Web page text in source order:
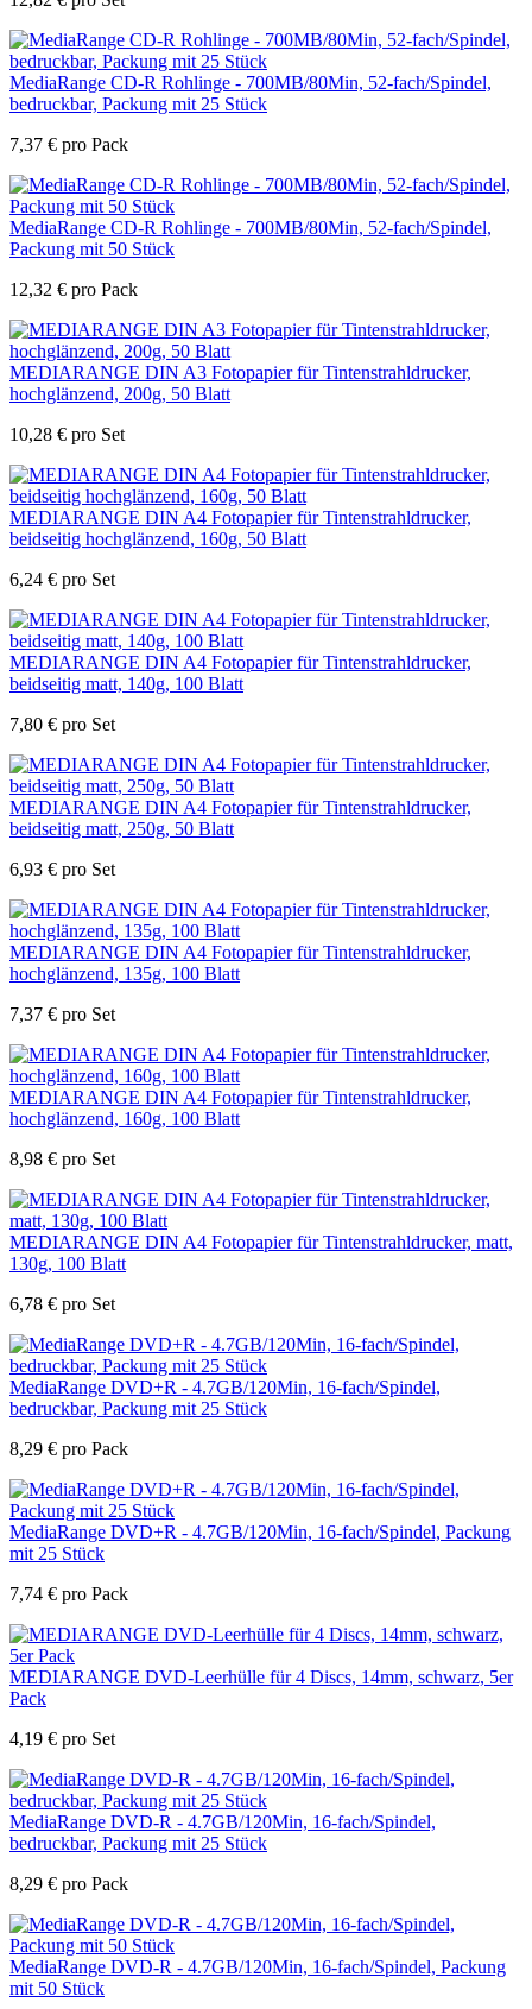
MediaRange CD-R Rohlinge - 700MB/80Min, 52-fach/Spindel,
bedruckbar, Packung mit 25 Stück
7,37 € pro Pack
MediaRange CD-R Rohlinge - 700MB/80Min, 52-fach/Spindel,
Packung mit 50 Stück
12,32 € pro Pack
MEDIARANGE DIN A3 Fotopapier für Tintenstrahldrucker,
hochglänzend, 200g, 50 Blatt
10,28 € pro Set
MEDIARANGE DIN A4 Fotopapier für Tintenstrahldrucker,
beidseitig hochglänzend, 160g, 50 Blatt
6,24 € pro Set
MEDIARANGE DIN A4 Fotopapier für Tintenstrahldrucker,
beidseitig matt, 140g, 100 Blatt
7,80 € pro Set
MEDIARANGE DIN A4 Fotopapier für Tintenstrahldrucker,
beidseitig matt, 250g, 50 Blatt
6,93 € pro Set
MEDIARANGE DIN A4 Fotopapier für Tintenstrahldrucker,
hochglänzend, 135g, 100 Blatt
7,37 € pro Set
MEDIARANGE DIN A4 Fotopapier für Tintenstrahldrucker,
hochglänzend, 160g, 100 Blatt
8,98 € pro Set
MEDIARANGE DIN A4 Fotopapier für Tintenstrahldrucker, matt,
130g, 100 Blatt
6,78 € pro Set
MediaRange DVD+R - 4.7GB/120Min, 16-fach/Spindel,
bedruckbar, Packung mit 25 Stück
8,29 € pro Pack
MediaRange DVD+R - 4.7GB/120Min, 16-fach/Spindel, Packung
mit 25 Stück
7,74 € pro Pack
MEDIARANGE DVD-Leerhülle für 4 Discs, 14mm, schwarz, 5er
Pack
4,19 € pro Set
MediaRange DVD-R - 4.7GB/120Min, 16-fach/Spindel,
bedruckbar, Packung mit 25 Stück
8,29 € pro Pack
MediaRange DVD-R - 4.7GB/120Min, 16-fach/Spindel, Packung
mit 50 Stück